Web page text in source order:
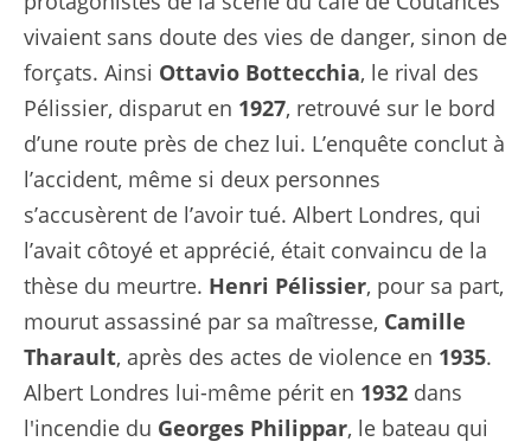
vivaient sans doute des vies de danger, sinon de
forçats. Ainsi Ottavio Bottecchia, le rival des
Pélissier, disparut en 1927, retrouvé sur le bord
d’une route près de chez lui. L’enquête conclut à
l’accident, même si deux personnes
s’accusèrent de l’avoir tué. Albert Londres, qui
l’avait côtoyé et apprécié, était convaincu de la
thèse du meurtre. Henri Pélissier, pour sa part,
mourut assassiné par sa maîtresse, Camille
Tharault, après des actes de violence en 1935.
Albert Londres lui-même périt en 1932 dans
l'incendie du Georges Philippar, le bateau qui